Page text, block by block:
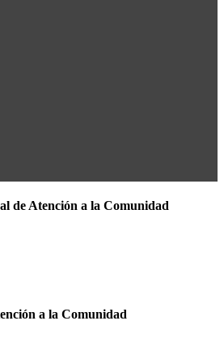
de Atención a la Comunidad
a la Comunidad